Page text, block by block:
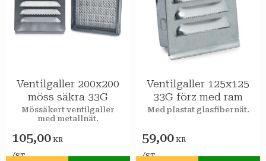
Ventilgaller 200x200
möss säkra 33G
Mössäkert ventilgaller
med metallnät.
105,00 KR
/ST
Ventilgaller 125x125
33G förz med ram
Med plastat glasfibernät.
59,00 KR
/ST